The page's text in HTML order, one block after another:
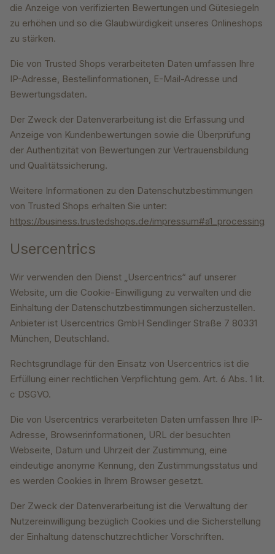
die Anzeige von verifizierten Bewertungen und Gütesiegeln
zu erhöhen und so die Glaubwürdigkeit unseres Onlineshops
zu stärken.
Die von Trusted Shops verarbeiteten Daten umfassen Ihre
IP-Adresse, Bestellinformationen, E-Mail-Adresse und
Bewertungsdaten.
Der Zweck der Datenverarbeitung ist die Erfassung und
Anzeige von Kundenbewertungen sowie die Überprüfung
der Authentizität von Bewertungen zur Vertrauensbildung
und Qualitätssicherung.
Weitere Informationen zu den Datenschutzbestimmungen
von Trusted Shops erhalten Sie unter:
https://business.trustedshops.de/
Usercentrics
Wir verwenden den Dienst „Usercentrics“ auf unserer
Website, um die Cookie-Einwilligung zu verwalten und die
Einhaltung der Datenschutzbestimmungen sicherzustellen.
Anbieter ist Usercentrics GmbH Sendlinger Straße 7 80331
München, Deutschland.
Rechtsgrundlage für den Einsatz von Usercentrics ist die
Erfüllung einer rechtlichen Verpflichtung gem. Art. 6 Abs. 1 lit.
c DSGVO.
Die von Usercentrics verarbeiteten Daten umfassen Ihre IP-
Adresse, Browserinformationen, URL der besuchten
Webseite, Datum und Uhrzeit der Zustimmung, eine
eindeutige anonyme Kennung, den Zustimmungsstatus und
es werden Cookies in Ihrem Browser gesetzt.
Der Zweck der Datenverarbeitung ist die Verwaltung der
Nutzereinwilligung bezüglich Cookies und die Sicherstellung
der Einhaltung datenschutzrechtlicher Vorschriften.